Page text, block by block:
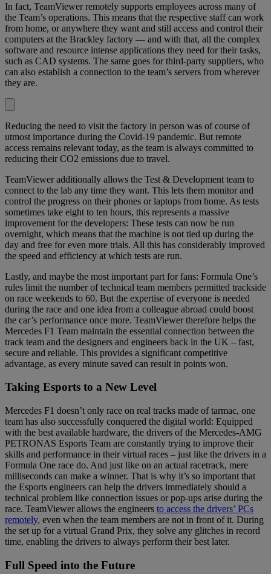
In fact, TeamViewer remotely supports employees across many of
the Team’s operations. This means that the respective staff can work
from home, or anywhere they want and still access and control their
computers at the Brackley factory — and with that, all the complex
software and resource intense applications they need for their tasks,
such as CAD systems. The same goes for third-party suppliers, who
can also establish a connection to the team’s servers from wherever
they are.
Reducing the need to visit the factory in person was of course of
utmost importance during the Covid-19 pandemic. But remote
access remains relevant today, as the team is always committed to
reducing their CO2 emissions due to travel.
TeamViewer additionally allows the Test & Development team to
connect to the lab any time they want. This lets them monitor and
control the progress on their phones or laptops from home. As tests
sometimes take eight to ten hours, this represents a massive
improvement for the developers: These tests can now be run
overnight, which means that the machine is not tied up during the
day and free for even more trials. All this has considerably improved
the speed and efficiency at which tests are run.
Lastly, and maybe the most important part for fans: Formula One’s
rules limit the number of technical team members permitted trackside
on race weekends to 60. But the expertise of everyone is needed
during the race and one idea from a colleague abroad could boost
the car’s performance once more. TeamViewer therefore helps the
Mercedes F1 Team maintain the essential connection between the
track team and the designers and engineers back in the UK – fast,
secure and reliable. This provides a significant competitive
advantage, as every minute saved can result in points won.
Taking Esports to a New Level
Mercedes F1 doesn’t only race on real tracks made of tarmac, one
team has also successfully conquered the digital world: Equipped
with the best available hardware, the drivers of the Mercedes-AMG
PETRONAS Esports Team are constantly trying to improve their
skills and performance in their virtual races – just like the drivers in a
Formula One race do. And just like on an actual racetrack, mere
milliseconds can make a winner. That is why it’s so important that
the Esports engineers can help the drivers immediately should a
technical problem like connection issues or pop-ups arise during the
race. TeamViewer allows the engineers to access the drivers’ PCs
remotely, even when the team members are not in front of it. During
the set up for a virtual Grand Prix, they solve any glitches in record
time, enabling the drivers to always perform their best later.
Full Speed into the Future